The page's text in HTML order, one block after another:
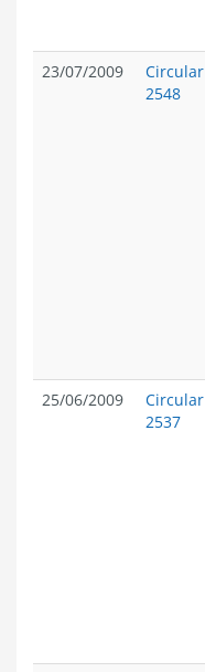
23/07/2009
Circular
2548
25/06/2009
Circular
2537